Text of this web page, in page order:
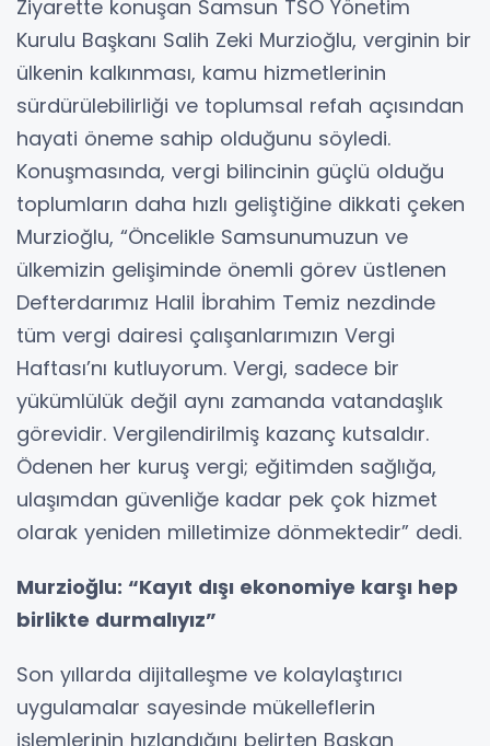
Ziyarette konuşan Samsun TSO Yönetim
Kurulu Başkanı Salih Zeki Murzioğlu, verginin bir
ülkenin kalkınması, kamu hizmetlerinin
sürdürülebilirliği ve toplumsal refah açısından
hayati öneme sahip olduğunu söyledi.
Konuşmasında, vergi bilincinin güçlü olduğu
toplumların daha hızlı geliştiğine dikkati çeken
Murzioğlu, “Öncelikle Samsunumuzun ve
ülkemizin gelişiminde önemli görev üstlenen
Defterdarımız Halil İbrahim Temiz nezdinde
tüm vergi dairesi çalışanlarımızın Vergi
Haftası’nı kutluyorum. Vergi, sadece bir
yükümlülük değil aynı zamanda vatandaşlık
görevidir. Vergilendirilmiş kazanç kutsaldır.
Ödenen her kuruş vergi; eğitimden sağlığa,
ulaşımdan güvenliğe kadar pek çok hizmet
olarak yeniden milletimize dönmektedir” dedi.
Murzioğlu: “Kayıt dışı ekonomiye karşı hep
birlikte durmalıyız”
Son yıllarda dijitalleşme ve kolaylaştırıcı
uygulamalar sayesinde mükelleflerin
işlemlerinin hızlandığını belirten Başkan